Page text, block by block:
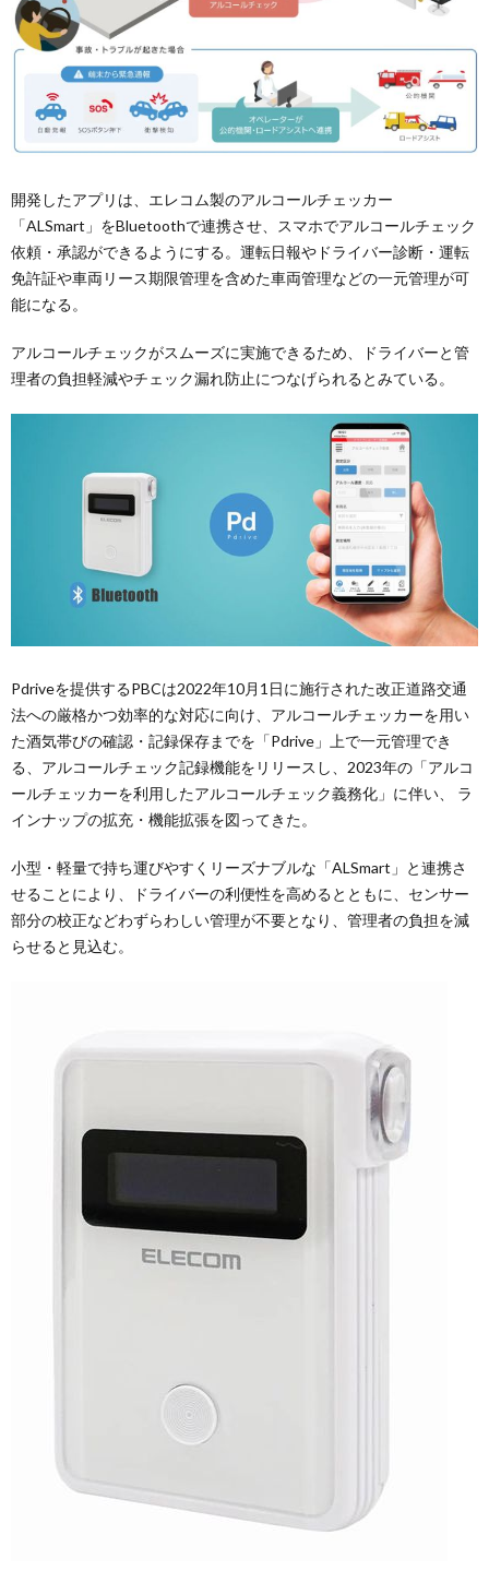
開発したアプリは、エレコム製のアルコールチェッカー
「ALSmart」をBluetoothで連携させ、スマホでアルコールチェック
依頼・承認ができるようにする。運転日報やドライバー診断・運転
免許証や車両リース期限管理を含めた車両管理などの一元管理が可
能になる。
アルコールチェックがスムーズに実施できるため、ドライバーと管
理者の負担軽減やチェック漏れ防止につなげられるとみている。
Pdriveを提供するPBCは2022年10月1日に施行された改正道路交通
法への厳格かつ効率的な対応に向け、アルコールチェッカーを用い
た酒気帯びの確認・記録保存までを「Pdrive」上で一元管理でき
る、アルコールチェック記録機能をリリースし、2023年の「アルコ
ールチェッカーを利用したアルコールチェック義務化」に伴い、 ラ
インナップの拡充・機能拡張を図ってきた。
小型・軽量で持ち運びやすくリーズナブルな「ALSmart」と連携さ
せることにより、ドライバーの利便性を高めるとともに、センサー
部分の校正などわずらわしい管理が不要となり、管理者の負担を減
らせると見込む。